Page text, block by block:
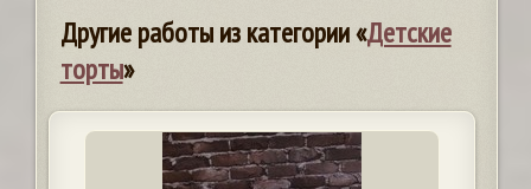
Другие работы из категории «Детские
торты»